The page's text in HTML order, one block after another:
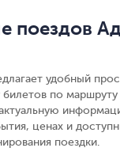
поездов
удобный
билетов по
ценах и
поездки.